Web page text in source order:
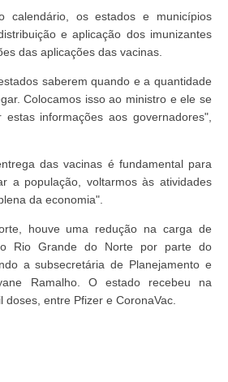
os estados e municípios
e aplicação dos imunizantes
das aplicações das vacinas.
saberem quando e a quantidade
Colocamos isso ao ministro e ele se
informações aos governadores",
das vacinas é fundamental para
a população, voltarmos às atividades
da economia".
houve uma redução na carga de
Rio Grande do Norte por parte do
a subsecretária de Planejamento e
Ramalho. O estado recebeu na
doses, entre Pfizer e CoronaVac.